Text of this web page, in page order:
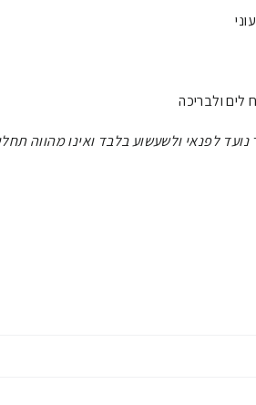
לים ולבריכה
לפנאי ולשעשוע בלבד ואינו מהווה